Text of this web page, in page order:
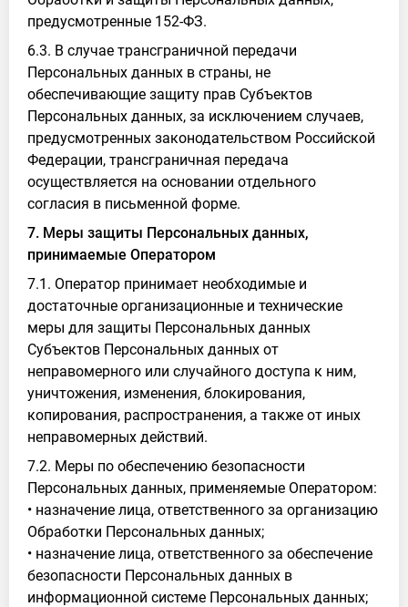
предусмотренные 152-ФЗ.
6.3. В случае трансграничной передачи
Персональных данных в страны, не
обеспечивающие защиту прав Субъектов
Персональных данных, за исключением случаев,
предусмотренных законодательством Российской
Федерации, трансграничная передача
осуществляется на основании отдельного
согласия в письменной форме.
7. Меры защиты Персональных данных,
принимаемые Оператором
7.1. Оператор принимает необходимые и
достаточные организационные и технические
меры для защиты Персональных данных
Субъектов Персональных данных от
неправомерного или случайного доступа к ним,
уничтожения, изменения, блокирования,
копирования, распространения, а также от иных
неправомерных действий.
7.2. Меры по обеспечению безопасности
Персональных данных, применяемые Оператором:
• назначение лица, ответственного за организацию
Обработки Персональных данных;
• назначение лица, ответственного за обеспечение
безопасности Персональных данных в
информационной системе Персональных данных;